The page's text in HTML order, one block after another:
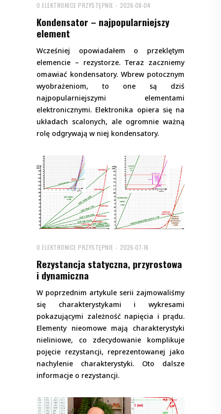
O ELEKTRONICE PRZYSTĘPNIE 2026-08-04
Kondensator – najpopularniejszy
element
Wcześniej opowiadałem o przeklętym
elemencie – rezystorze. Teraz zaczniemy
omawiać kondensatory. Wbrew potocznym
wyobrażeniom, to one są dziś
najpopularniejszymi elementami
elektronicznymi. Elektronika opiera się na
układach scalonych, ale ogromnie ważną
rolę odgrywają w niej kondensatory.
O ELEKTRONICE PRZYSTĘPNIE 2026-07-16
Rezystancja statyczna, przyrostowa
i dynamiczna
W poprzednim artykule serii zajmowaliśmy
się charakterystykami i wykresami
pokazującymi zależność napięcia i prądu.
Elementy nieomowe mają charakterystyki
nieliniowe, co zdecydowanie komplikuje
pojęcie rezystancji, reprezentowanej jako
nachylenie charakterystyki. Oto dalsze
informacje o rezystancji.